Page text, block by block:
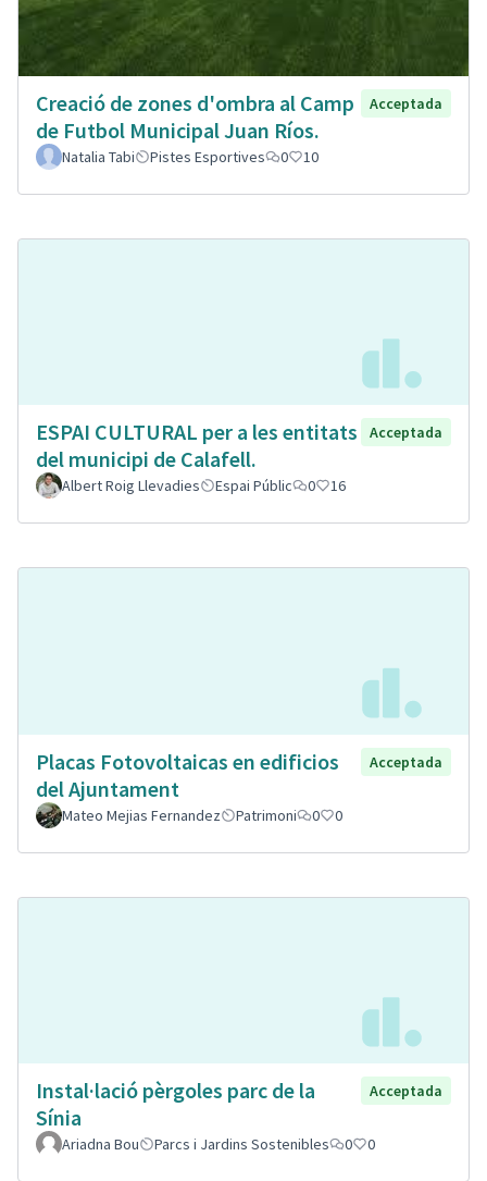
Creació de zones d'ombra al Camp
de Futbol Municipal Juan Ríos.
Acceptada
Natalia Tabi Pistes Esportives 0 10
ESPAI CULTURAL per a les entitats
del municipi de Calafell.
Acceptada
Albert Roig Llevadies Espai Públic 0 16
Placas Fotovoltaicas en edificios
del Ajuntament
Acceptada
Mateo Mejias Fernandez Patrimoni 0 0
Instal·lació pèrgoles parc de la
Sínia
Acceptada
Ariadna Bou Parcs i Jardins Sostenibles 0 0